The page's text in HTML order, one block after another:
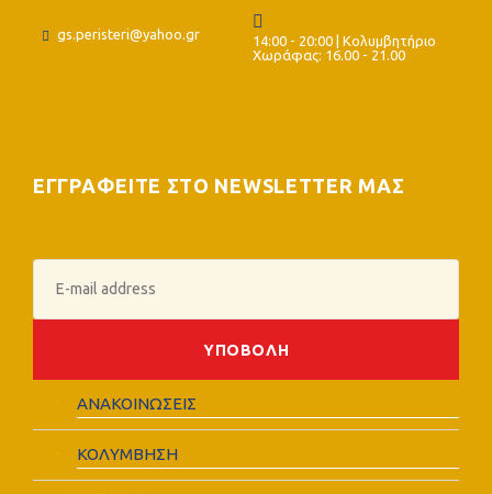
gs.peristeri@yahoo.gr
14:00 - 20:00 | Κολυμβητήριο
Χωράφας: 16.00 - 21.00
ΕΓΓΡΑΦΕΙΤΕ ΣΤΟ NEWSLETTER ΜΑΣ
ΑΝΑΚΟΙΝΩΣΕΙΣ
ΚΟΛΥΜΒΗΣΗ